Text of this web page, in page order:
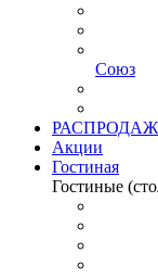
Союз
Акции
Гостиная
Гостиные